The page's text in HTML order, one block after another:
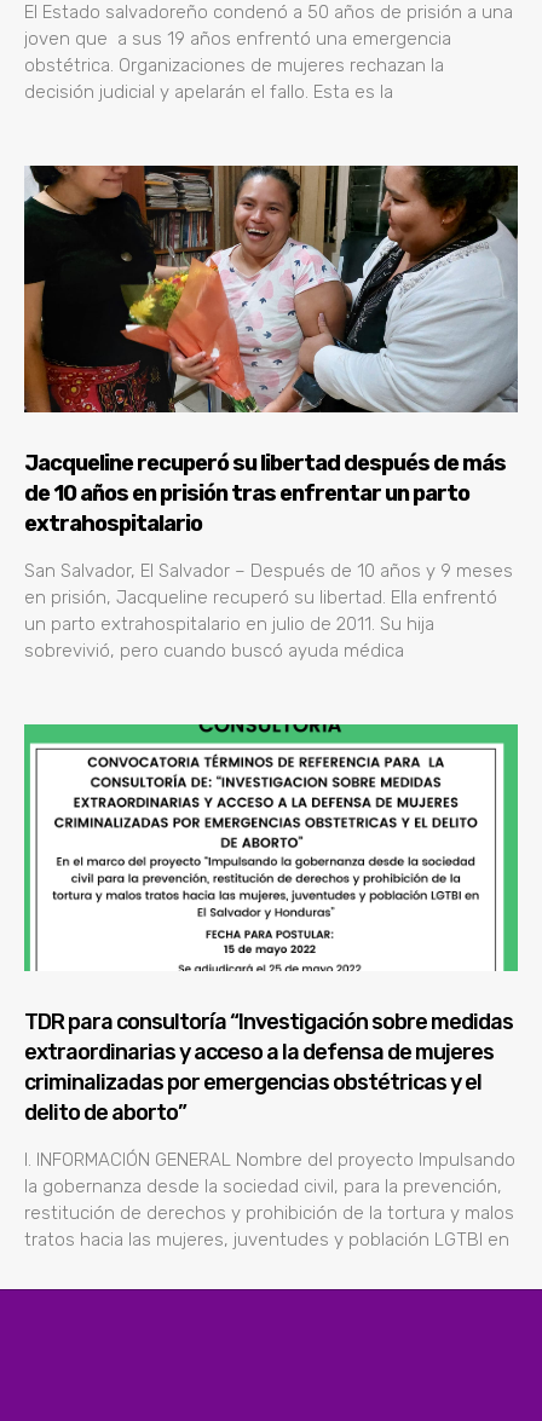
El Estado salvadoreño condenó a 50 años de prisión a una
joven que a sus 19 años enfrentó una emergencia
obstétrica. Organizaciones de mujeres rechazan la
decisión judicial y apelarán el fallo. Esta es la
Jacqueline recuperó su libertad después de más
de 10 años en prisión tras enfrentar un parto
extrahospitalario
San Salvador, El Salvador – Después de 10 años y 9 meses
en prisión, Jacqueline recuperó su libertad. Ella enfrentó
un parto extrahospitalario en julio de 2011. Su hija
sobrevivió, pero cuando buscó ayuda médica
TDR para consultoría “Investigación sobre medidas
extraordinarias y acceso a la defensa de mujeres
criminalizadas por emergencias obstétricas y el
delito de aborto”
l. INFORMACIÓN GENERAL Nombre del proyecto Impulsando
la gobernanza desde la sociedad civil, para la prevención,
restitución de derechos y prohibición de la tortura y malos
tratos hacia las mujeres, juventudes y población LGTBI en